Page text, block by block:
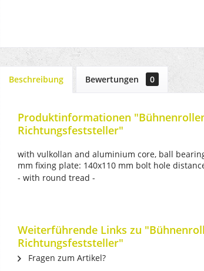
Beschreibung Bewertungen 0
Produktinformationen
Richtungsfeststeller"
with vulkollan and aluminium core, ball
mm fixing plate: 140x110 mm bolt hole
- with round tread -
Weiterführende Links zu
Richtungsfeststeller"
Fragen zum Artikel?